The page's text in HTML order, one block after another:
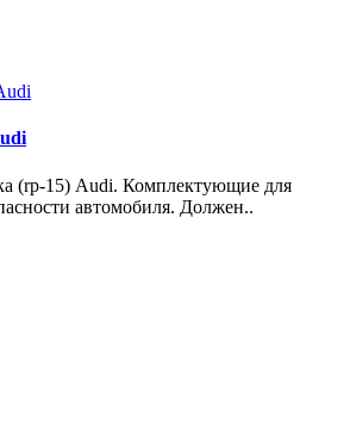
(rp-15) Audi. Комплектующие для
автомобиля. Должен..